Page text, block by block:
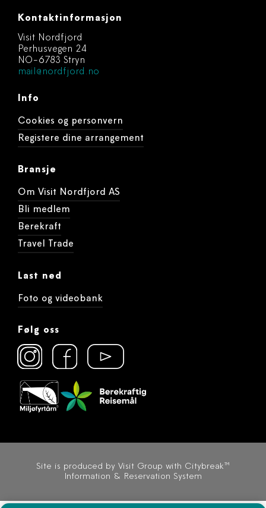
Kontaktinformasjon
Visit Nordfjord
Perhusvegen 24
NO-6783 Stryn
mail@nordfjord.no
Info
Cookies og personvern
Registere dine arrangement
Bransje
Om Visit Nordfjord AS
Bli medlem
Berekraft
Travel Trade
Last ned
Foto og videobank
Følg oss
Site is produced by Visit Group with Citybreak™
Information & Reservation System